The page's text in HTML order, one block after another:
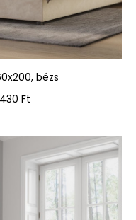
bézs
Ft